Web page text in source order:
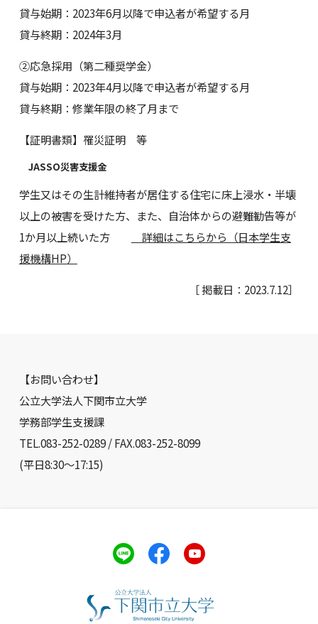
貸与始期：2023年6月以降で申込者が希望する月
貸与終期：2024年3月
➁応急採用（第二種奨学金）
貸与始期：2023年4月以降で申込者が希望する月
貸与終期：修業年限の終了月まで
【証明書類】罹災証明 等
JASSO災害支援金
学生又はその生計維持者が居住する住宅に床上浸水・半壊
以上の被害を受けた方、また、自治体からの避難勧告等が
1か月以上続いた方
詳細はこちらから（日本学生支
援機構HP）
［ 掲載日：2023.7.12］
【お問い合わせ】
公立大学法人下関市立大学
学務部学生支援課
TEL.083-252-0289 / FAX.083-252-8099
(平日8:30～17:15)